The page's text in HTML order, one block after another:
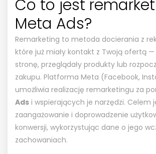
Co to jest
Meta Ads?
Remarketing to metoda docierania z
które już miały kontakt z Twoją ofertą —
stronę, przeglądały produkty lub
zakupu. Platforma Meta (Facebook,
umożliwia realizację remarketingu za
Ads i wspierających je narzędzi. Celem
zaangażowanie i doprowadzenie
konwersji, wykorzystując dane o jego
zachowaniach.